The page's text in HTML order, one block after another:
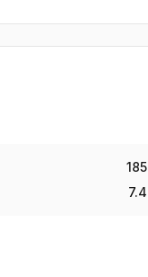
185
7.4